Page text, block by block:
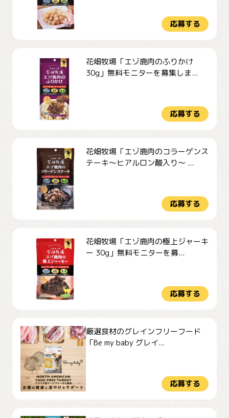
応募する
花畑牧場「エゾ鹿肉のふりかけ
30g」無料モニターを募集しま...
応募する
花畑牧場「エゾ鹿肉のコラーゲンス
テーキ～ヒアルロン酸入り～ ...
応募する
花畑牧場「エゾ鹿肉の極上ジャーキ
ー 30g」無料モニターを募...
応募する
厳選食材のグレインフリーフード
「Be my baby グレイ...
応募する